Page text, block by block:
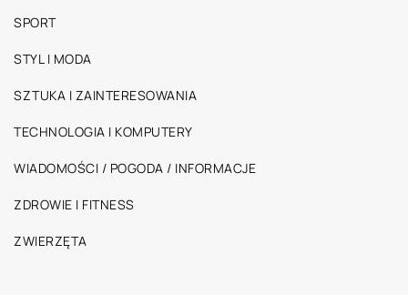
SPORT
STYL I MODA
SZTUKA I ZAINTERESOWANIA
TECHNOLOGIA I KOMPUTERY
WIADOMOŚCI / POGODA / INFORMACJE
ZDROWIE I FITNESS
ZWIERZĘTA